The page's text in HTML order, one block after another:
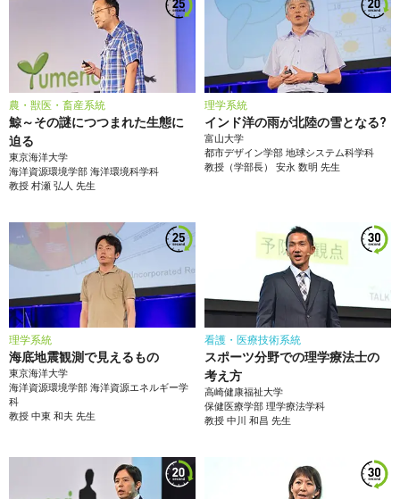
農・獣医・畜産系統
鯨～その謎につつまれた生態に
迫る
東京海洋大学
海洋資源環境学部 海洋環境科学科
教授 村瀬 弘人 先生
理学系統
インド洋の雨が北陸の雪となる?
富山大学
都市デザイン学部 地球システム科学科
教授（学部長）
安永 数明 先生
理学系統
海底地震観測で見えるもの
東京海洋大学
海洋資源環境学部 海洋資源エネルギー学
科
教授 中東 和夫 先生
看護・医療技術系統
スポーツ分野での理学療法士の
考え方
高崎健康福祉大学
保健医療学部 理学療法学科
教授 中川 和昌 先生